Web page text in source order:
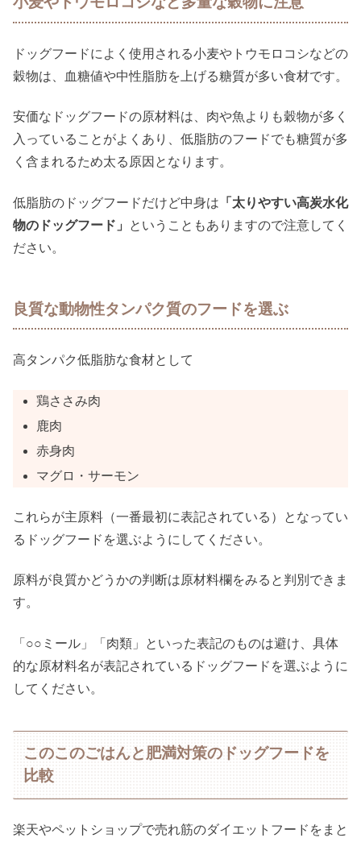
ドッグフードによく使用される小麦やトウモロコシなどの
穀物は、血糖値や中性脂肪を上げる糖質が多い食材です。
安価なドッグフードの原材料は、肉や魚よりも穀物が多く
入っていることがよくあり、低脂肪のフードでも糖質が多
く含まれるため太る原因となります。
低脂肪のドッグフードだけど中身は 「太りやすい高炭水化
物のドッグフード」
ということもありますので注意してく
ださい。
良質な動物性タンパク質のフードを選ぶ
高タンパク低脂肪な食材として
鶏ささみ肉
鹿肉
赤身肉
マグロ・サーモン
これらが主原料（一番最初に表記されている）となってい
るドッグフードを選ぶようにしてください。
原料が良質かどうかの判断は原材料欄をみると判別できま
す。
「○○ミール」「肉類」といった表記のものは避け、具体
的な原材料名が表記されているドッグフードを選ぶように
してください。
このこのごはんと肥満対策のドッグフードを
比較
楽天やペットショップで売れ筋のダイエットフードをまと